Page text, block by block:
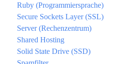
Ruby (Programmiersprache)
Secure Sockets Layer (SSL)
Server (Rechenzentrum)
Shared Hosting
Solid State Drive (SSD)